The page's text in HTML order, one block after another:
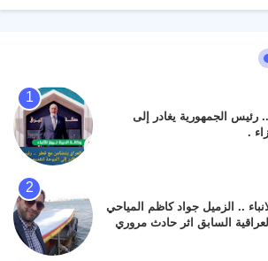
رئيس الجمهورية يغادر إلى
.
.. الزميل جواد كاظم المياحي
السابق اثر حادث مروري
اليوم الاثنين على الطريق